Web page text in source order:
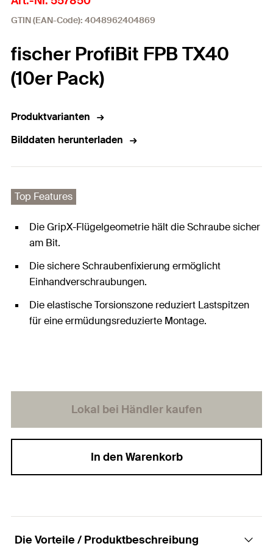
GTIN (EAN-Code): 4048962404869
fischer ProfiBit FPB TX40
(10er Pack)
Produktvarianten
Bilddaten herunterladen
Top Features
Die GripX-Flügelgeometrie hält die Schraube sicher
am Bit.
Die sichere Schraubenfixierung ermöglicht
Einhandverschraubungen.
Die elastische Torsionszone reduziert Lastspitzen
für eine ermüdungsreduzierte Montage.
Lokal bei Händler kaufen
In den Warenkorb
Die Vorteile / Produktbeschreibung